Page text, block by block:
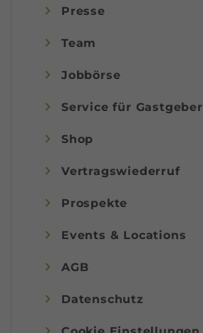
Presse
Team
Jobbörse
Service für Gastgeber
Shop
Vertragswiederruf
Prospekte
Events & Locations
AGB
Datenschutz